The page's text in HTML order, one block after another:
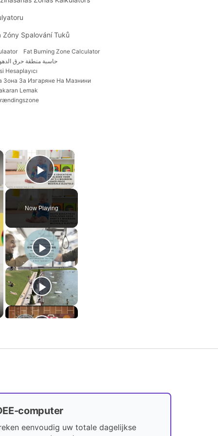
Zóny Spalování Tuků
Fat Burning Zone Calculator
حاسبة منطقة حرق
Hesaplayıcı
Зона За Изгаряне На Мазнини
Lemak
×
Play Video
Now Playing
computer
eenvoudig uw totale dagelijkse